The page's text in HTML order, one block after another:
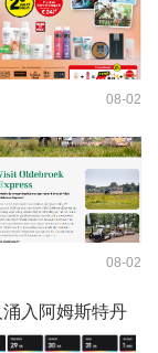
08-02
08-02
涌入阿姆斯特丹